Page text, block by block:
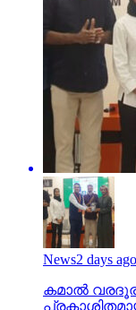
News2 days ago
കമാൽ